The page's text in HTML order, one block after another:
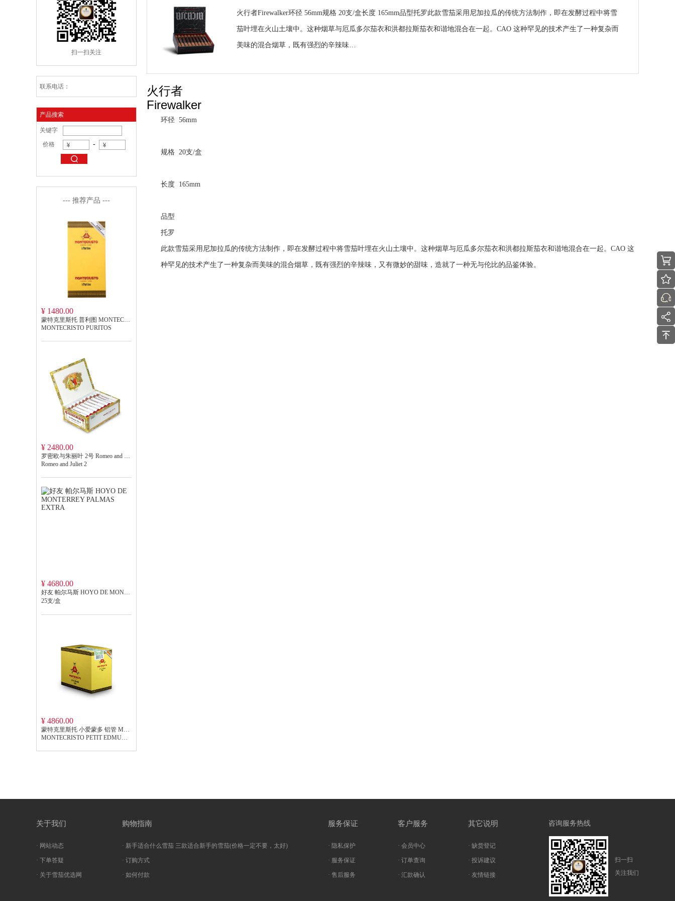
扫一扫关注
联系电话：
产品搜索
关键字
价格
-
--- 推荐产品 ---
¥ 1480.00
MONTECRISTO PURITOS
¥ 2480.00
Romeo and Juliet 2
¥ 4680.00
25支/盒
¥ 4860.00
火行者Firewalker环径 56mm规格 20支/盒长度 165mm品型托罗此款雪茄采用尼加拉瓜的传统方法制作，即在发酵过程中将雪
茄叶埋在火山土壤中。这种烟草与厄瓜多尔茄衣和洪都拉斯茄衣和谐地混合在一起。CAO 这种罕见的技术产生了一种复杂而
美味的混合烟草，既有强烈的辛辣味…
火行者
Firewalker
环径 56mm
规格 20支/盒
长度 165mm
品型
托罗
此款雪茄采用尼加拉瓜的传统方法制作，即在发酵过程中将雪茄叶埋在火山土壤中。这种烟草与厄瓜多尔茄衣和洪都拉斯茄衣和谐地混合在一起。CAO 这
种罕见的技术产生了一种复杂而美味的混合烟草，既有强烈的辛辣味，又有微妙的甜味，造就了一种无与伦比的品鉴体验。
关于我们
· 网站动态
· 下单答疑
· 关于雪茄优选网
购物指南
· 新手适合什么雪茄 三款适合新手的雪茄(价格一定不要，太好)
· 订购方式
· 如何付款
服务保证
· 隐私保护
· 服务保证
· 售后服务
客户服务
· 会员中心
· 订单查询
· 汇款确认
其它说明
· 缺货登记
· 投诉建议
· 友情链接
咨询服务热线
扫一扫
关注我们